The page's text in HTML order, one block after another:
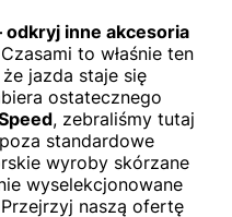
odkryj inne akcesoria
Czasami to właśnie ten
że jazda staje się
ostatecznego
, zebraliśmy tutaj
standardowe
wyroby skórzane
wyselekcjonowane
Przejrzyj naszą ofertę